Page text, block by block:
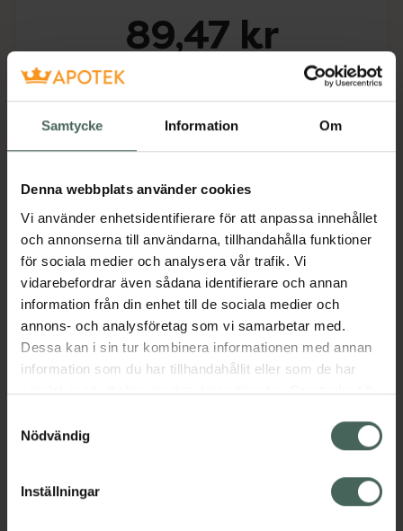
Samtycke Information Om
Denna webbplats använder cookies
Vi använder enhetsidentifierare för att anpassa innehållet
och annonserna till användarna, tillhandahålla funktioner
för sociala medier och analysera vår trafik. Vi
vidarebefordrar även sådana identifierare och annan
information från din enhet till de sociala medier och
annons- och analysföretag som vi samarbetar med.
Dessa kan i sin tur kombinera informationen med annan
information som du har tillhandahållit eller som de har
samlat in när du har använt deras tjänster. Samtycke till
återkalla ditt samtycke via webbplatsens
cookieinställningar. Ett återkallat samtycke påverkar inte
lagligheten av behandling som skett innan återkallelsen.
Nödvändig
Inställningar
89,47 kr
Köp via ditt recept
Aktuella erbjudanden
Beskrivning Dölj
Läs alltid bipacksedeln innan
användning.
EAN:08594739246829
Bipacksedel från FASS Visa